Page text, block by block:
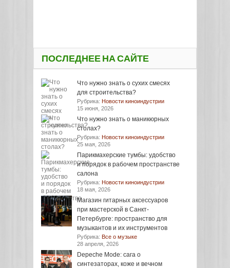
ПОСЛЕДНЕЕ НА САЙТЕ
Что нужно знать о сухих смесях
для строительства?
Рубрика: Новости киноиндустрии
15 июня, 2026
Что нужно знать о маникюрных
столах?
Рубрика: Новости киноиндустрии
25 мая, 2026
Парикмахерские тумбы: удобство
и порядок в рабочем пространстве
салона
Рубрика: Новости киноиндустрии
18 мая, 2026
Магазин гитарных аксессуаров
при мастерской в Санкт-
Петербурге: пространство для
музыкантов и их инструментов
Рубрика: Все о музыке
28 апреля, 2026
Depeche Mode: сага о
синтезаторах, коже и вечном